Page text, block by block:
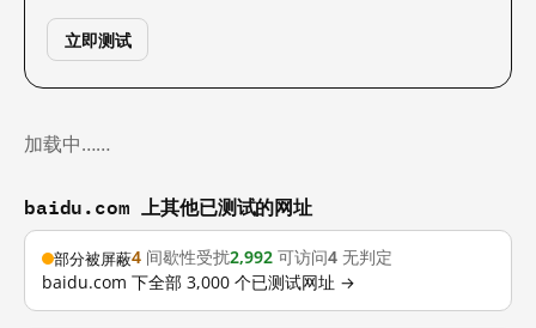
立即测试
加载中……
baidu.com 上其他已测试的网址
部分被屏蔽4 间歇性受扰2,992 可访问4 无判定
baidu.com 下全部 3,000 个已测试网址 →